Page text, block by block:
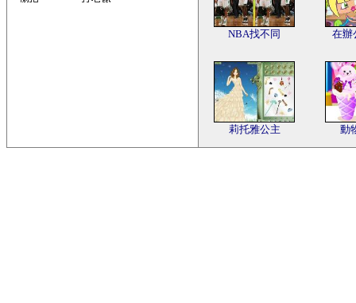
NBA找不同 在辦
莉托雅公主 動